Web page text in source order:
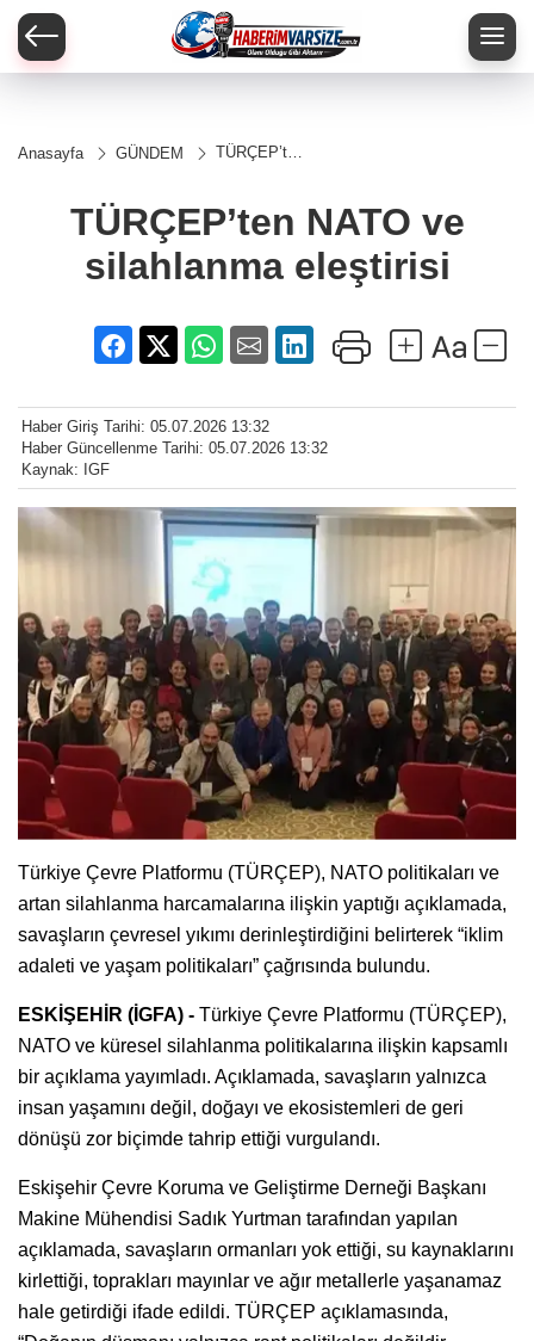
Anasayfa GÜNDEM
TÜRÇEP’ten
eleştirisi
TÜRÇEP’ten NATO ve
silahlanma eleştirisi
Haber Giriş Tarihi: 05.07.2026 13:32
Haber Güncellenme Tarihi: 05.07.2026 13:32
Kaynak: IGF
Türkiye Çevre Platformu (TÜRÇEP), NATO politikaları ve
artan silahlanma harcamalarına ilişkin yaptığı açıklamada,
savaşların çevresel yıkımı derinleştirdiğini belirterek “iklim
adaleti ve yaşam politikaları” çağrısında bulundu.
ESKİŞEHİR (İGFA) - Türkiye Çevre Platformu (TÜRÇEP),
NATO ve küresel silahlanma politikalarına ilişkin kapsamlı
bir açıklama yayımladı. Açıklamada, savaşların yalnızca
insan yaşamını değil, doğayı ve ekosistemleri de geri
dönüşü zor biçimde tahrip ettiği vurgulandı.
Eskişehir Çevre Koruma ve Geliştirme Derneği Başkanı
Makine Mühendisi Sadık Yurtman tarafından yapılan
açıklamada, savaşların ormanları yok ettiği, su kaynaklarını
kirlettiği, toprakları mayınlar ve ağır metallerle yaşanamaz
hale getirdiği ifade edildi. TÜRÇEP açıklamasında,